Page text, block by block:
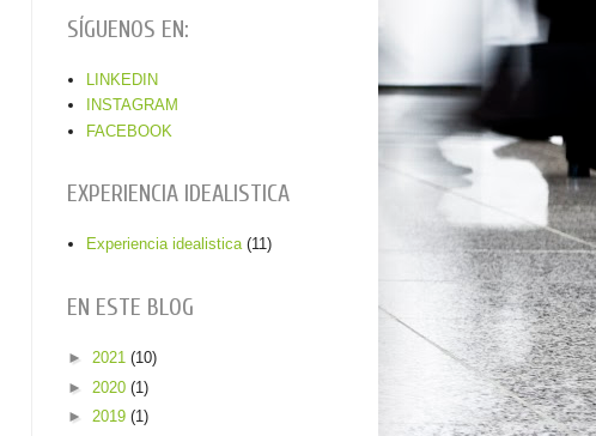
SÍGUENOS EN:
LINKEDIN
INSTAGRAM
FACEBOOK
EXPERIENCIA IDEALISTICA
Experiencia idealistica (11)
EN ESTE BLOG
► 2021 (10)
► 2020 (1)
► 2019 (1)